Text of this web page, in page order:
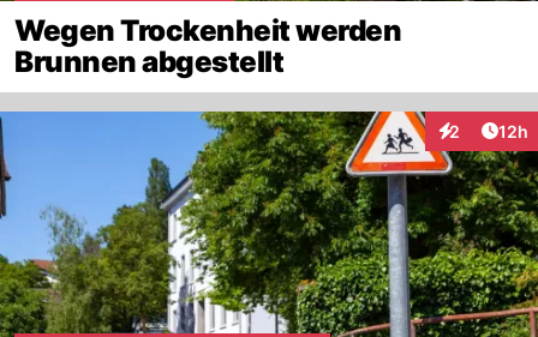
Wegen Trockenheit werden
Brunnen abgestellt
2
Interaktionen
12h